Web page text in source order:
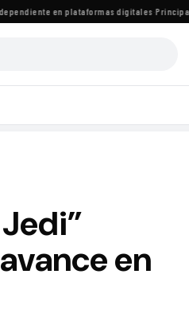
en plataformas digitales·Principales
en